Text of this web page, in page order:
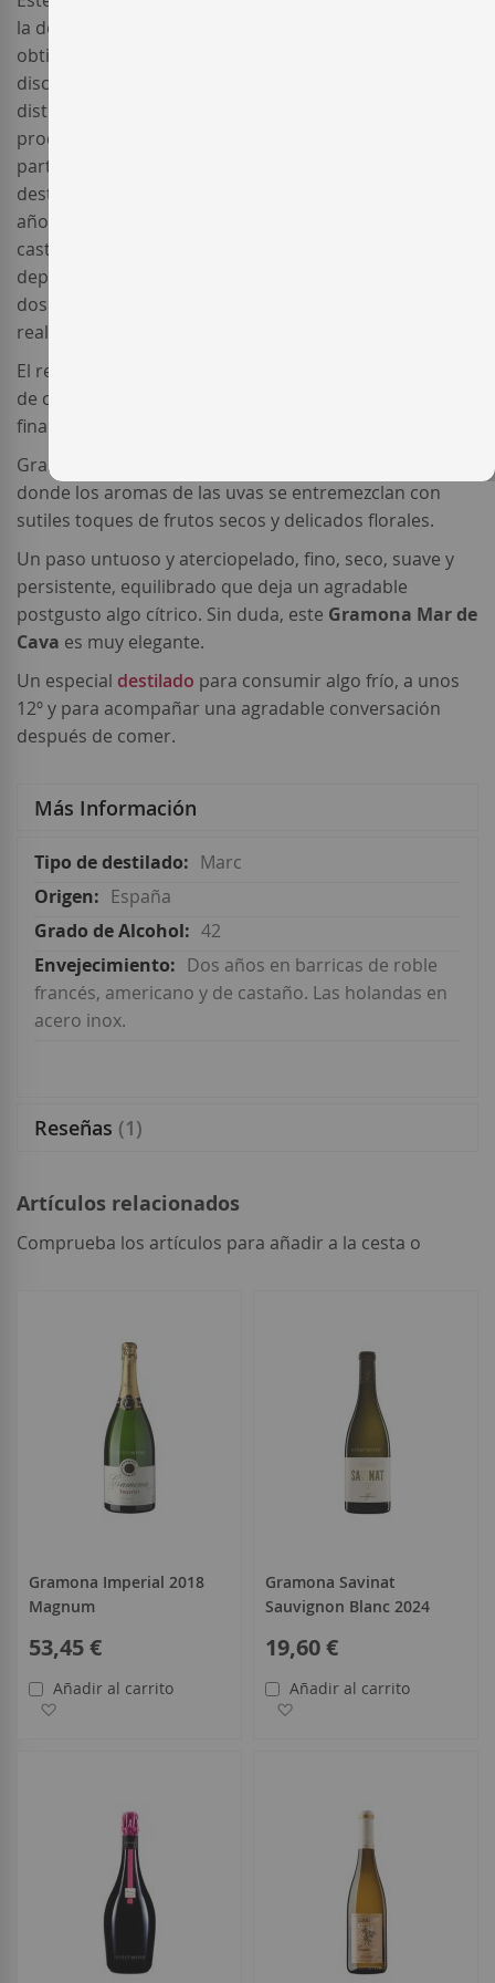
la destilación (una sola destilación) del vino que
obtienen en el degüelle de los cavas y de la destilación
discontinua por arrastre de vapor de los orujos de las
distintas variedades que utiliza la bodega para sus
productos; en ambos casos sólo se utiliza el cuerpo, la
parte de más calidad. El resultado de estas
destilaciones envejecen por separado durante varios
años en barricas de roble francés, americano y de
castaño. También se envejecen las holandas en
depósitos de acero inoxidable durante un mínimo de
dos años. Una vez finalizado el envejecimiento, se
realiza el coupage defiinitivo.
El resultado es este elegante
de color amarillo dorado, limpio y brillante, con una
fina lágrima de caída bastante lenta.
Gran conjunto aromático, con muy buena intensidad y
donde los aromas de las uvas se entremezclan con
sutiles toques de frutos secos y delicados florales.
Un paso untuoso y aterciopelado, fino, seco, suave y
persistente, equilibrado que deja un agradable
postgusto algo cítrico. Sin duda, este Gramona Mar de
Cava es muy elegante.
Un especial destilado para consumir algo frío, a unos
12º y para acompañar una agradable conversación
después de comer.
Más Información
Más
Información
Marc
España
42
Dos años en barricas de roble
francés, americano y de castaño. Las holandas en
acero inox.
Reseñas 1
Artículos relacionados
Comprueba los artículos para añadir a la cesta o
Gramona Imperial 2018
Magnum
53,45 €
Añadir al carrito
Gramona Savinat
Sauvignon Blanc 2024
19,60 €
Añadir al carrito